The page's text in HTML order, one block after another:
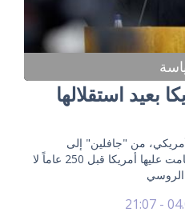
بعيد استقلالها
من "جافلين" إلى
"باتريوت"، ويؤكد أن القيم التي قامت عليها أمريكا قبل 250 عاماً لا